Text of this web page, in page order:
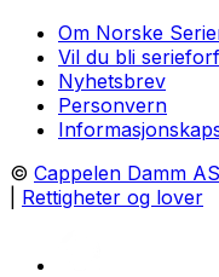
Om Norske
Vil du bli
Nyhetsbrev
Personvern
© Cappelen Damm AS
Rettigheter og lover